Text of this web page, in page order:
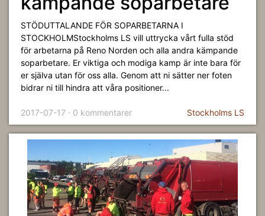
STÖDUTTALANDE FÖR SOPARBETARNA I
STOCKHOLMStockholms LS vill uttrycka vårt fulla stöd
för arbetarna på Reno Norden och alla andra kämpande
soparbetare. Er viktiga och modiga kamp är inte bara för
er själva utan för oss alla. Genom att ni sätter ner foten
bidrar ni till hindra att våra positioner...
2017-07-17 · 0 kommentarer Stockholms LS